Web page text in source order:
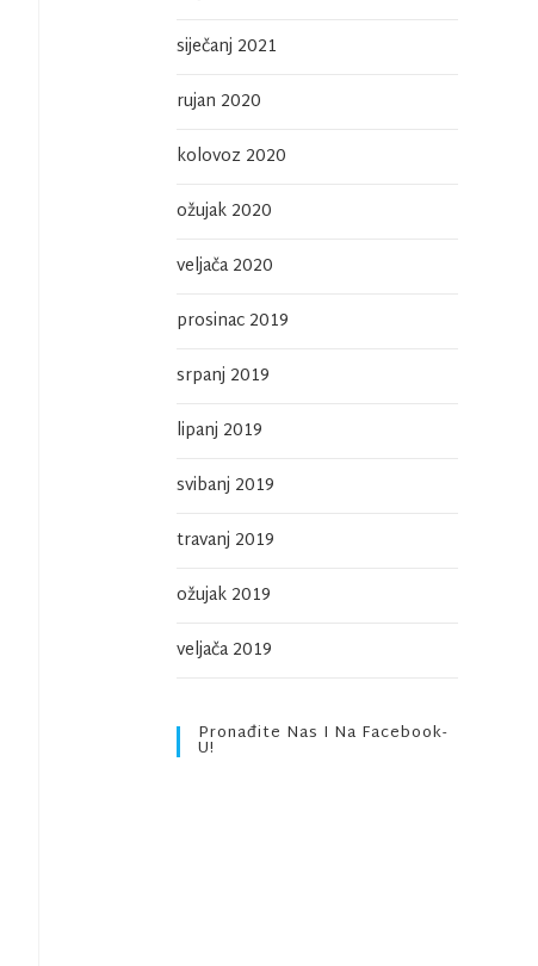
siječanj 2021
rujan 2020
kolovoz 2020
ožujak 2020
veljača 2020
prosinac 2019
srpanj 2019
lipanj 2019
svibanj 2019
travanj 2019
ožujak 2019
veljača 2019
Pronađite Nas I Na Facebook-
U!